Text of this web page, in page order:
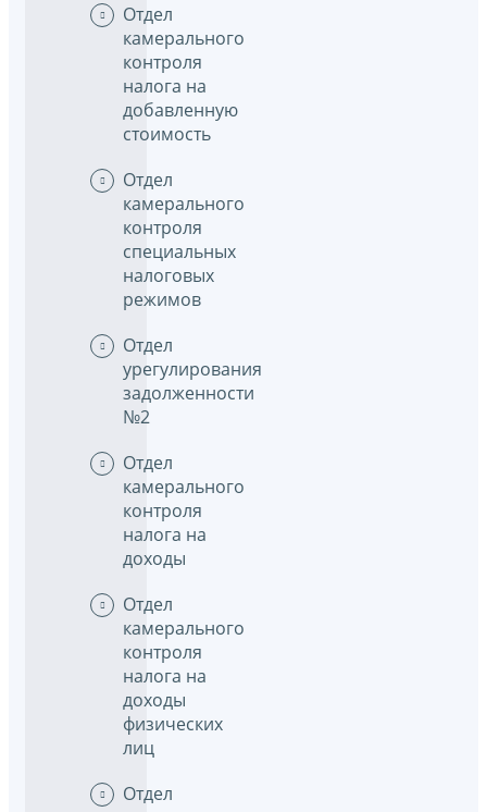
Отдел
камерального
контроля
налога на
добавленную
стоимость
Отдел
камерального
контроля
специальных
налоговых
режимов
Отдел
урегулирования
задолженности
№2
Отдел
камерального
контроля
налога на
доходы
Отдел
камерального
контроля
налога на
доходы
физических
лиц
Отдел